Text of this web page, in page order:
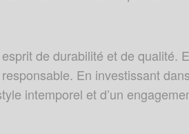
de durabilité et de qualité.
En investissant
intemporel et d’un